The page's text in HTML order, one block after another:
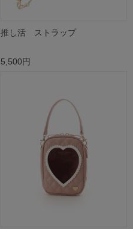
推し活 ストラップ
5,500円